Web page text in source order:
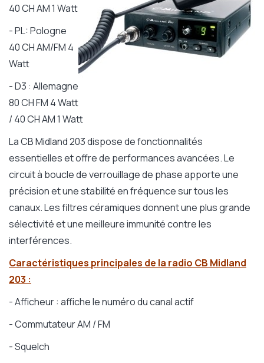
40 CH AM 1 Watt
- PL: Pologne
40 CH AM/FM 4
Watt
- D3 : Allemagne
80 CH FM 4 Watt
/ 40 CH AM 1 Watt
La CB Midland 203 dispose de fonctionnalités
essentielles et offre de performances avancées. Le
circuit à boucle de verrouillage de phase apporte une
précision et une stabilité en fréquence sur tous les
canaux. Les filtres céramiques donnent une plus grande
sélectivité et une meilleure immunité contre les
interférences.
Caractéristiques principales de la radio CB Midland
203 :
- Afficheur : affiche le numéro du canal actif
- Commutateur AM / FM
- Squelch